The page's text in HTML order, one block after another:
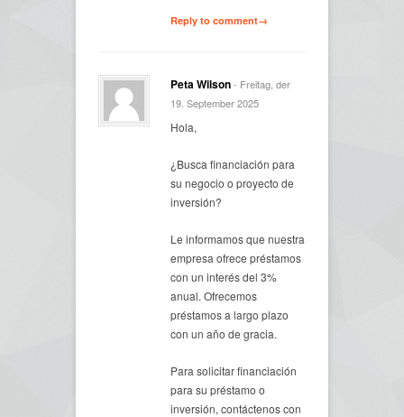
Reply to comment→
Peta Wilson- Freitag, der
19. September 2025
Hola,
¿Busca financiación para
su negocio o proyecto de
inversión?
Le informamos que nuestra
empresa ofrece préstamos
con un interés del 3%
anual. Ofrecemos
préstamos a largo plazo
con un año de gracia.
Para solicitar financiación
para su préstamo o
inversión, contáctenos con